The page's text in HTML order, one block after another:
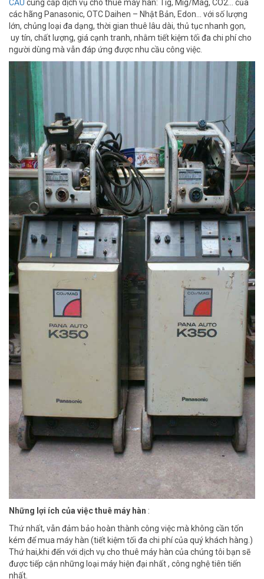
CẦU cung cấp dịch vụ cho thuê máy hàn: Tig, Mig/Mag, CO2… của
các hãng Panasonic, OTC Daihen – Nhật Bản, Edon… với số lượng
lớn, chủng loại đa dạng, thời gian thuê lâu dài, thủ tục nhanh gọn,
uy tín, chất lượng, giá cạnh tranh, nhằm tiết kiệm tối đa chi phí cho
người dùng mà vẫn đáp ứng được nhu cầu công việc.
Những lợi ích của việc thuê máy hàn :
Thứ nhất, vẫn đảm bảo hoàn thành công việc mà không cần tốn
kém để mua máy hàn (tiết kiệm tối đa chi phí của quý khách hàng.)
Thứ hai,khi đến với dịch vụ cho thuê máy hàn của chúng tôi bạn sẽ
được tiếp cận những loại máy hiện đại nhất , công nghệ tiên tiến
nhất.